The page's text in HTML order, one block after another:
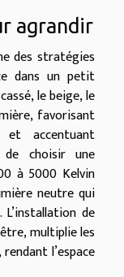
agrandir
des stratégies
dans un petit
le beige, le
favorisant
et accentuant
de choisir une
à 5000 Kelvin
neutre qui
de
multiplie les
l’espace